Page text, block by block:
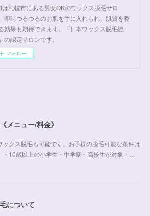
は札幌市にある男女OKのワックス脱毛サロ
即時つるつるのお肌を手に入れられ、肌質を整
効果も期待できます。「日本ワックス脱毛協
の認定サロンです。
フォロー
メニュー/料金》
ックス脱毛も可能です。お子様の脱毛可能な条件は
10歳以上の小学生・中学祭・高校生が対象・…
について